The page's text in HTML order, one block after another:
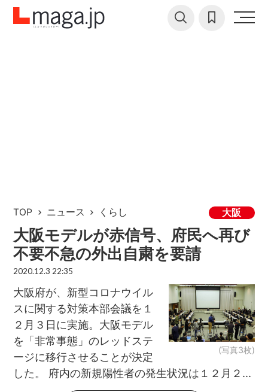
TOP ニュース くらし 大阪
大阪モデルが赤信号、府民へ再び
不要不急の外出自粛を要請
2020.12.3 22:35
(写真3枚)
大阪府が、新型コロナウイル
スに関する対策本部会議を１
２月３日に実施。大阪モデル
を「非常事態」のレッドステ
ージに移行させることが決定
した。 府内の新規陽性者の発生状況は１２月２...